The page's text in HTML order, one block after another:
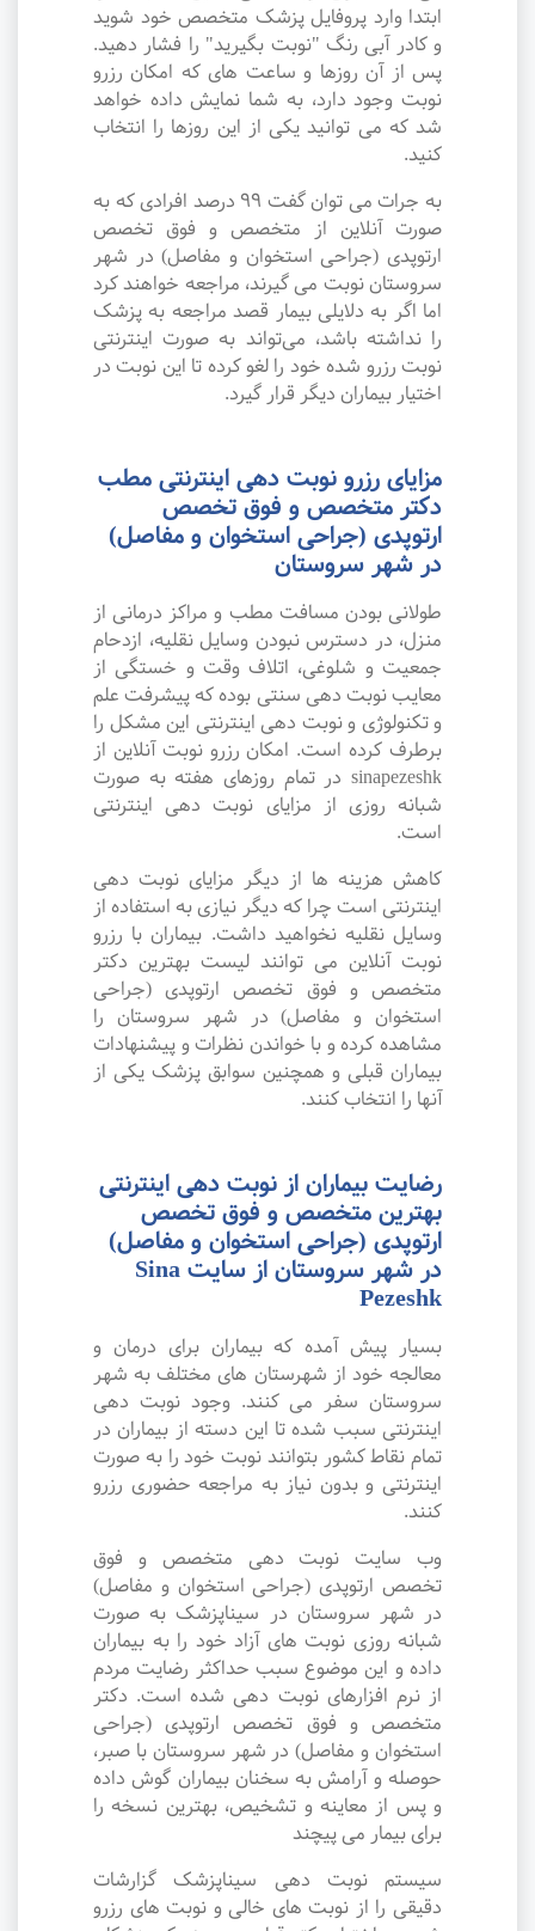
ابتدا وارد پروفایل پزشک متخصص خود شوید
و کادر آبی رنگ "نوبت بگیرید" را فشار دهید.
پس از آن روزها و ساعت های که امکان رزرو
نوبت وجود دارد، به شما نمایش داده خواهد
شد که می توانید یکی از این روزها را انتخاب
کنید.
به جرات می‌ توان گفت ۹۹ درصد افرادی که به
صورت آنلاین از متخصص و فوق تخصص
ارتوپدی (جراحی استخوان و مفاصل) در شهر
سروستان نوبت می گیرند، مراجعه خواهند کرد
اما اگر به دلایلی بیمار قصد مراجعه به پزشک
را نداشته باشد، می‌تواند به صورت اینترنتی
نوبت رزرو شده خود را لغو کرده تا این نوبت در
اختیار بیماران دیگر قرار گیرد.
مزایای رزرو نوبت دهی اینترنتی مطب
دکتر متخصص و فوق تخصص
ارتوپدی (جراحی استخوان و مفاصل)
در شهر سروستان
طولانی بودن مسافت مطب و مراکز درمانی از
منزل، در دسترس نبودن وسایل نقلیه، ازدحام
جمعیت و شلوغی، اتلاف وقت و خستگی از
معایب نوبت دهی سنتی بوده که پیشرفت علم
و تکنولوژی و نوبت دهی اینترنتی این مشکل را
برطرف کرده است. امکان رزرو نوبت آنلاین از
sinapezeshk در تمام روزهای هفته به صورت
شبانه روزی از مزایای نوبت دهی اینترنتی
است.
کاهش هزینه ها از دیگر مزایای نوبت دهی
اینترنتی است چرا که دیگر نیازی به استفاده از
وسایل نقلیه نخواهید داشت. بیماران با رزرو
نوبت آنلاین می توانند لیست بهترین دکتر
متخصص و فوق تخصص ارتوپدی (جراحی
استخوان و مفاصل) در شهر سروستان را
مشاهده کرده و با خواندن نظرات و پیشنهادات
بیماران قبلی و همچنین سوابق پزشک یکی از
آنها را انتخاب کنند.
رضایت بیماران از نوبت دهی اینترنتی
بهترین متخصص و فوق تخصص
ارتوپدی (جراحی استخوان و مفاصل)
در شهر سروستان از سایت Sina
Pezeshk
بسیار پیش آمده که بیماران برای درمان و
معالجه خود از شهرستان های مختلف به شهر
سروستان سفر می کنند. وجود نوبت دهی
اینترنتی سبب شده تا این دسته از بیماران در
تمام نقاط کشور بتوانند نوبت خود را به صورت
اینترنتی و بدون نیاز به مراجعه حضوری رزرو
کنند.
وب سایت نوبت دهی متخصص و فوق
تخصص ارتوپدی (جراحی استخوان و مفاصل)
در شهر سروستان در سیناپزشک به صورت
شبانه روزی نوبت های آزاد خود را به بیماران
داده و این موضوع سبب حداکثر رضایت مردم
از نرم افزارهای نوبت دهی شده است. دکتر
متخصص و فوق تخصص ارتوپدی (جراحی
استخوان و مفاصل) در شهر سروستان با صبر،
حوصله و آرامش به سخنان بیماران گوش داده
و پس از معاینه و تشخیص، بهترین نسخه را
برای بیمار می پیچند
سیستم نوبت دهی سیناپزشک گزارشات
دقیقی را از نوبت های خالی و نوبت های رزرو